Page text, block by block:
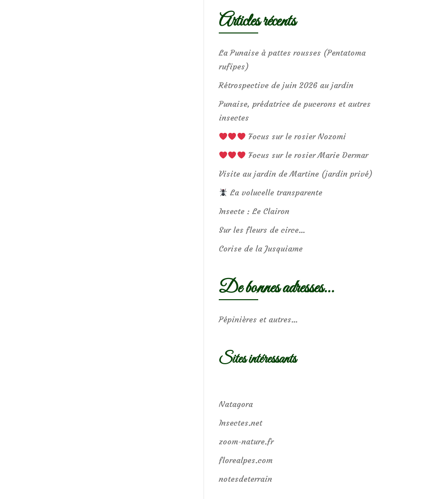
Articles récents
La Punaise à pattes rousses (Pentatoma
rufipes)
Rétrospective de juin 2026 au jardin
Punaise, prédatrice de pucerons et autres
insectes
Focus sur le rosier Nozomi
Focus sur le rosier Marie Dermar
Visite au jardin de Martine (jardin privé)
La volucelle transparente
Insecte : Le Clairon
Sur les fleurs de circe…
Corise de la Jusquiame
De bonnes adresses…
Pépinières et autres…
Sites intéressants
Natagora
Insectes.net
zoom-nature.fr
florealpes.com
notesdeterrain